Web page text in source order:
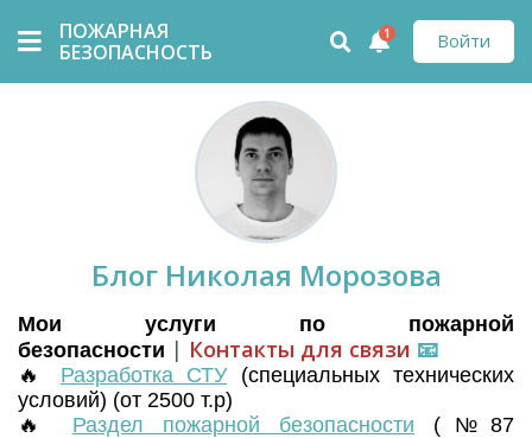
ПОЖАРНАЯ
БЕЗОПАСНОСТЬ
Войти
1
Блог Николая Морозова
Мои услуги по пожарной
безопасности | Контакты для связи 📧
🔥 Разработка СТУ (специальных технических
условий) (от 2500 т.р)
🔥 Раздел пожарной безопасности (№87